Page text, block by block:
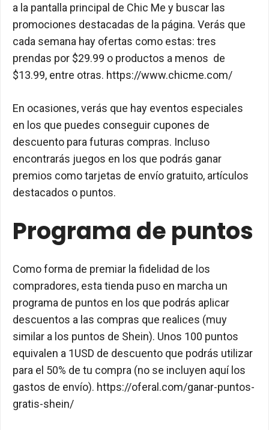
a la pantalla principal de Chic Me y buscar las
promociones destacadas de la página. Verás que
cada semana hay ofertas como estas: tres
prendas por $29.99 o productos a menos de
$13.99, entre otras. https://www.chicme.com/
En ocasiones, verás que hay eventos especiales
en los que puedes conseguir cupones de
descuento para futuras compras. Incluso
encontrarás juegos en los que podrás ganar
premios como tarjetas de envío gratuito, artículos
destacados o puntos.
Programa de puntos
Como forma de premiar la fidelidad de los
compradores, esta tienda puso en marcha un
programa de puntos en los que podrás aplicar
descuentos a las compras que realices (muy
similar a los puntos de Shein). Unos 100 puntos
equivalen a 1USD de descuento que podrás utilizar
para el 50% de tu compra (no se incluyen aquí los
gastos de envío). https://oferal.com/ganar-puntos-
gratis-shein/